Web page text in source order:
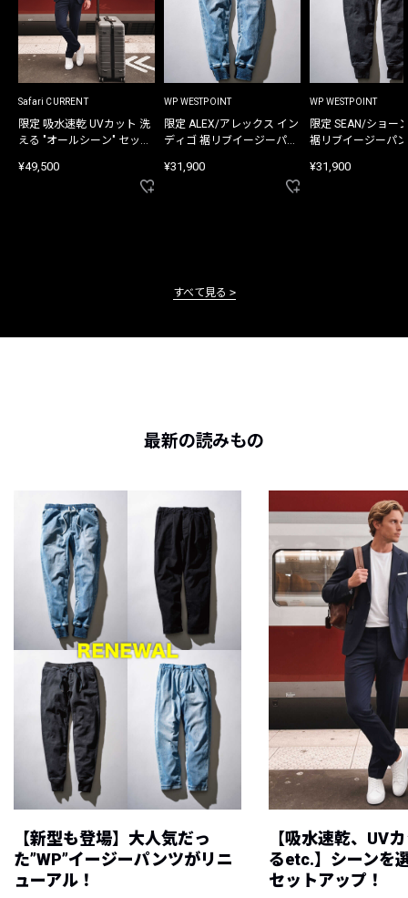
Safari CURRENT
限定 吸水速乾 UVカット 洗
える "オールシーン" セット
¥49,500
WP WESTPOINT
限定 ALEX/アレックス イン
ディゴ 裾リブイージーパン
¥31,900
WP WESTPOINT
限定 SEAN/ショー
裾リブイージーパ
¥31,900
すべて見る
最新の読みもの
【新型も登場】大人気だっ
た”WP”イージーパンツがリニ
ューアル！
【吸水速乾、UV
るetc.】シーンを
セットアップ！